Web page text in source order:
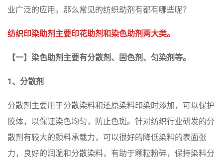
业广泛的应用。那么常见的纺织助剂有都有哪些呢？
纺织印染助剂主要印花助剂和染⾊助剂两大类。
【⼀】染⾊助剂主要有分散剂、固⾊剂、匀染剂等。
1、分散剂
分散剂主要用于分散染料和还原染料印染时添加，可以保护
胶体，以保证染色均匀，防止色斑。针对纺织行业研发的分
散剂有较大的颜料承载力，可以很好的降低染料的表⾯张
力，良好的润湿和分散染料，有助于颗粒粉碎，保持染料分